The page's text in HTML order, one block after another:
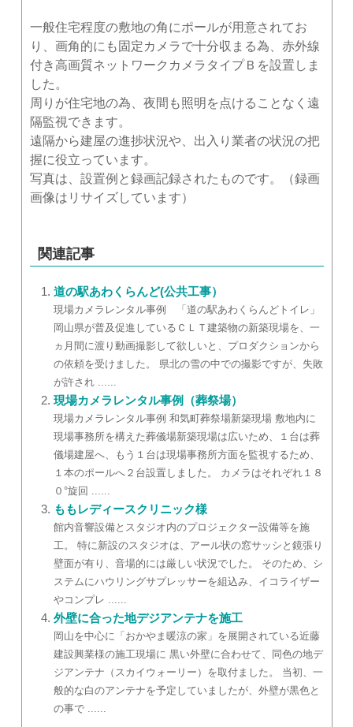
一般住宅程度の敷地の角にポールが用意されてお
り、画角的にも固定カメラで十分収まる為、赤外線
付き高画質ネットワークカメラタイプＢを設置しま
した。
周りが住宅地の為、夜間も照明を点けることなく遠
隔監視できます。
遠隔から建屋の進捗状況や、出入り業者の状況の把
握に役立っています。
写真は、設置例と録画記録されたものです。（録画
画像はリサイズしています）
関連記事
道の駅あわくらんど(公共工事）
現場カメラレンタル事例 「道の駅あわくらんどトイレ」
岡山県が普及促進しているＣＬＴ建築物の新築現場を、一
ヵ月間に渡り動画撮影して欲しいと、プロダクションから
の依頼を受けました。 県北の雪の中での撮影ですが、失敗
が許され ......
現場カメラレンタル事例（葬祭場）
現場カメラレンタル事例 和気町葬祭場新築現場 敷地内に
現場事務所を構えた葬儀場新築現場は広いため、１台は葬
儀場建屋へ、もう１台は現場事務所方面を監視するため、
１本のポールへ２台設置しました。 カメラはそれぞれ１８
０°旋回 ......
ももレディースクリニック様
館内音響設備とスタジオ内のプロジェクター設備等を施
工。 特に新設のスタジオは、アール状の窓サッシと鏡張り
壁面が有り、音場的には厳しい状況でした。 そのため、シ
ステムにハウリングサプレッサーを組込み、イコライザー
やコンプレ ......
外壁に合った地デジアンテナを施工
岡山を中心に「おかやま暖涼の家」を展開されている近藤
建設興業様の施工現場に 黒い外壁に合わせて、同色の地デ
ジアンテナ（スカイウォーリー）を取付ました。 当初、一
般的な白のアンテナを予定していましたが、外壁が黒色と
の事で ......